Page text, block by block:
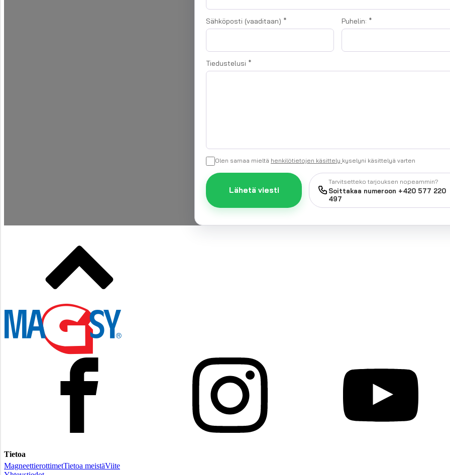
Sähköposti (vaaditaan) * Puhelin: *
Tiedustelusi *
Olen samaa mieltä henkilötietojen käsittely kyselyni käsittelyä varten
Lähetä viesti
Tarvitsetteko tarjouksen nopeammin?
Soittakaa numeroon +420 577 220
497
Tietoa
MagneettierottimetTietoa meistäViite